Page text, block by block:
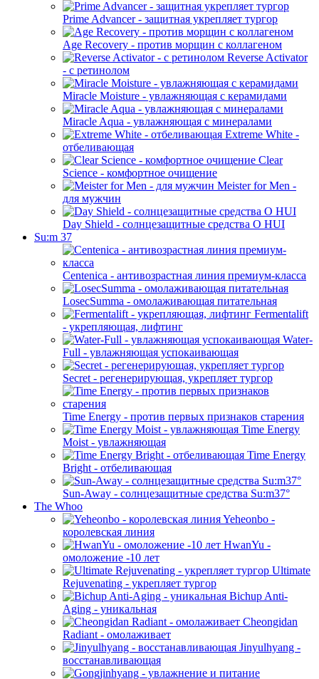
Prime Advancer - защитная укрепляет тургор
Age Recovery - против морщин с коллагеном
Reverse Activator
- с ретинолом
Miracle Moisture - увлажняющая с керамидами
Miracle Aqua - увлажняющая с минералами
Extreme White -
отбеливающая
Clear
Science - комфортное очищение
Meister for Men -
для мужчин
Day Shield - солнцезащитные средства O HUI
Su:m 37
Centenica - антивозрастная линия премиум-класса
LosecSumma - омолаживающая питательная
Fermentalift
- укрепляющая, лифтинг
Water-
Full - увлажняющая успокаивающая
Secret - регенерирующая, укрепляет тургор
Time Energy - против первых признаков старения
Time Energy
Moist - увлажняющая
Time Energy
Bright - отбеливающая
Sun-Away - солнцезащитные средства Su:m37°
The Whoo
Yeheonbo -
королевская линия
HwanYu -
омоложение -10 лет
Ultimate
Rejuvenating - укрепляет тургор
Bichup Anti-
Aging - уникальная
Cheongidan
Radiant - омолаживает
Jinyulhyang -
восстанавливающая